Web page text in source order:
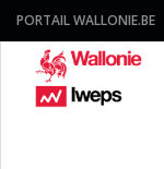
PORTAIL WALLONIE.BE